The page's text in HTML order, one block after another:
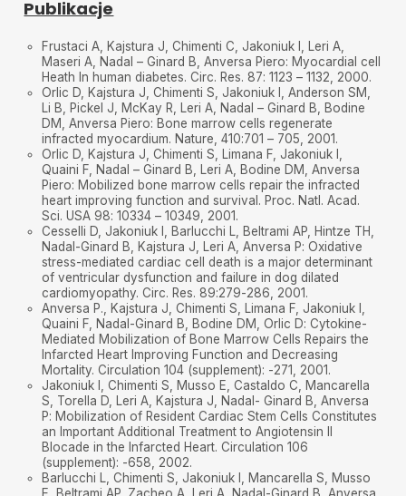
Publikacje
Frustaci A, Kajstura J, Chimenti C, Jakoniuk I, Leri A,
Maseri A, Nadal – Ginard B, Anversa Piero: Myocardial cell
Heath In human diabetes. Circ. Res. 87: 1123 – 1132, 2000.
Orlic D, Kajstura J, Chimenti S, Jakoniuk I, Anderson SM,
Li B, Pickel J, McKay R, Leri A, Nadal – Ginard B, Bodine
DM, Anversa Piero: Bone marrow cells regenerate
infracted myocardium. Nature, 410:701 – 705, 2001.
Orlic D, Kajstura J, Chimenti S, Limana F, Jakoniuk I,
Quaini F, Nadal – Ginard B, Leri A, Bodine DM, Anversa
Piero: Mobilized bone marrow cells repair the infracted
heart improving function and survival. Proc. Natl. Acad.
Sci. USA 98: 10334 – 10349, 2001.
Cesselli D, Jakoniuk I, Barlucchi L, Beltrami AP, Hintze TH,
Nadal-Ginard B, Kajstura J, Leri A, Anversa P: Oxidative
stress-mediated cardiac cell death is a major determinant
of ventricular dysfunction and failure in dog dilated
cardiomyopathy. Circ. Res. 89:279-286, 2001.
Anversa P., Kajstura J, Chimenti S, Limana F, Jakoniuk I,
Quaini F, Nadal-Ginard B, Bodine DM, Orlic D: Cytokine-
Mediated Mobilization of Bone Marrow Cells Repairs the
Infarcted Heart Improving Function and Decreasing
Mortality. Circulation 104 (supplement): -271, 2001.
Jakoniuk I, Chimenti S, Musso E, Castaldo C, Mancarella
S, Torella D, Leri A, Kajstura J, Nadal- Ginard B, Anversa
P: Mobilization of Resident Cardiac Stem Cells Constitutes
an Important Additional Treatment to Angiotensin II
Blocade in the Infarcted Heart. Circulation 106
(supplement): -658, 2002.
Barlucchi L, Chimenti S, Jakoniuk I, Mancarella S, Musso
E, Beltrami AP, Zacheo A, Leri A, Nadal-Ginard B, Anversa